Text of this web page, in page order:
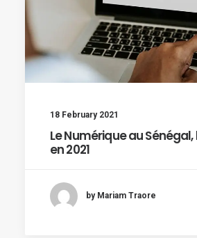
18 February 2021
Le Numérique au
en 2021
by Mariam Traore